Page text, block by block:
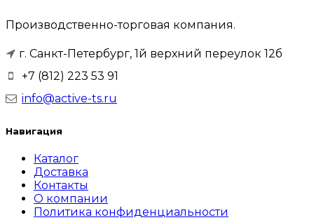
Производственно-торговая компания.
г. Санкт-Петербург, 1й верхний переулок 12б
+7 (812) 223 53 91
info@active-ts.ru
Навигация
Каталог
Доставка
Контакты
О компании
Политика конфиденциальности